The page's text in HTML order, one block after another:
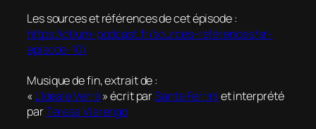
Les sources et références de cet épisode :
https://otium-podcast.fr/sources-references/sr-
episode-10/
Musique de fin, extrait de :
«L’Ideale Verrà» écrit parSante Ferriniet interprété
parTeresa Viarengo